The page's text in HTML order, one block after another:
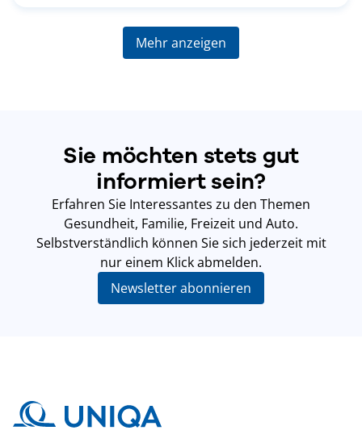
Mehr anzeigen
Sie möchten stets gut
informiert sein?
Erfahren Sie Interessantes zu den Themen
Gesundheit, Familie, Freizeit und Auto.
Selbstverständlich können Sie sich jederzeit mit
nur einem Klick abmelden.
Newsletter abonnieren